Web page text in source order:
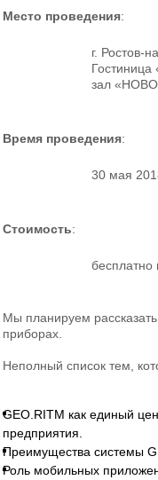
Место проведения:
г. Ростов-
зал
Время проведения:
30 мая
Стоимость:
бесплатно
Мы планируем
приборах.
Неполный список тем,
GEO.RITM как единый
предприятия.
Преимущества системы
Роль мобильных